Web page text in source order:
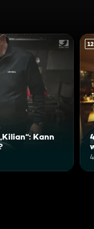
Kann
12